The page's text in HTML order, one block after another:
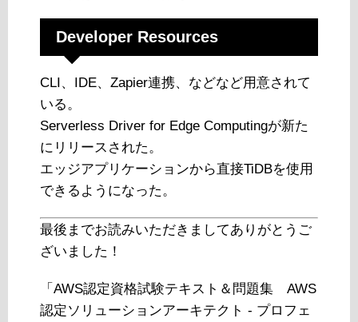
Developer Resources
CLI、IDE、Zapier連携、などなど用意されて
いる。
Serverless Driver for Edge Computingが新た
にリリースされた。
エッジアプリケーションから直接TiDBを使用
できるようになった。
最後までお読みいただきましてありがとうご
ざいました！
「AWS認定資格試験テキスト＆問題集 AWS
認定ソリューションアーキテクト - プロフェ